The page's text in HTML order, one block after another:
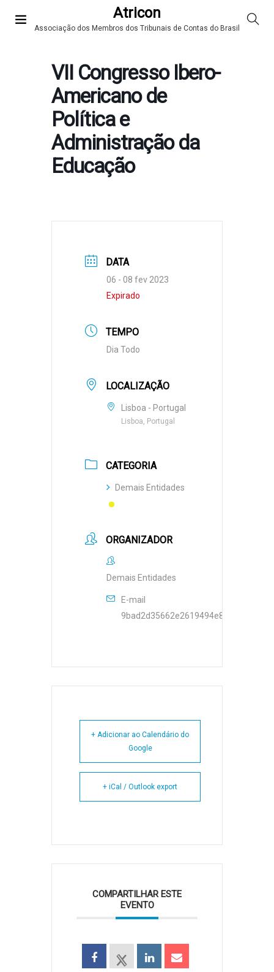
Atricon
Associação dos Membros dos Tribunais de Contas do Brasil
VII Congresso Ibero-
Americano de
Política e
Administração da
Educação
DATA
06 - 08 fev 2023
Expirado
TEMPO
Dia Todo
LOCALIZAÇÃO
Lisboa - Portugal
Lisboa, Portugal
CATEGORIA
Demais Entidades
ORGANIZADOR
Demais Entidades
E-mail
+ Adicionar ao Calendário do
Google
+ iCal / Outlook export
COMPARTILHAR ESTE
EVENTO